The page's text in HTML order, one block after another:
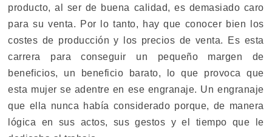
producto, al ser de buena calidad, es demasiado caro
para su venta. Por lo tanto, hay que conocer bien los
costes de producción y los precios de venta. Es esta
carrera para conseguir un pequeño margen de
beneficios, un beneficio barato, lo que provoca que
esta mujer se adentre en ese engranaje. Un engranaje
que ella nunca había considerado porque, de manera
lógica en sus actos, sus gestos y el tiempo que le